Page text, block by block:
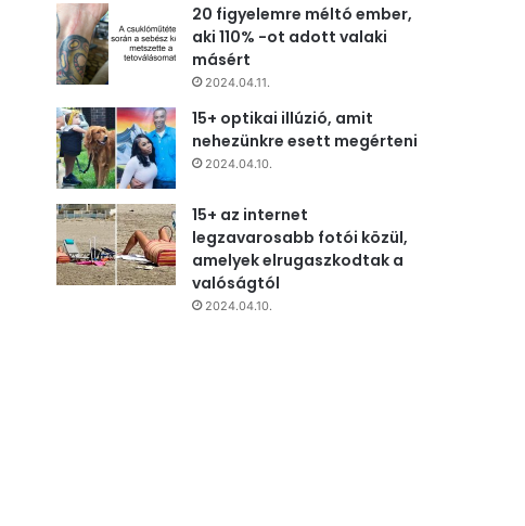
20 figyelemre méltó ember,
aki 110% -ot adott valaki
másért
2024.04.11.
15+ optikai illúzió, amit
nehezünkre esett megérteni
2024.04.10.
15+ az internet
legzavarosabb fotói közül,
amelyek elrugaszkodtak a
valóságtól
2024.04.10.